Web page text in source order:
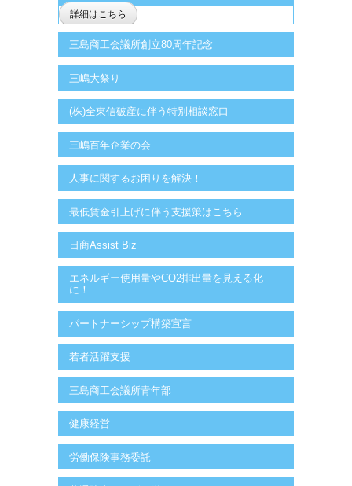
詳細はこちら
三島商工会議所創立80周年記念
三嶋大祭り
(株)全東信破産に伴う特別相談窓口
三嶋百年企業の会
人事に関するお困りを解決！
最低賃金引上げに伴う支援策はこちら
日商Assist Biz
エネルギー使用量やCO2排出量を見える化
に！
パートナーシップ構築宣言
若者活躍支援
三島商工会議所青年部
健康経営
労働保険事務委託